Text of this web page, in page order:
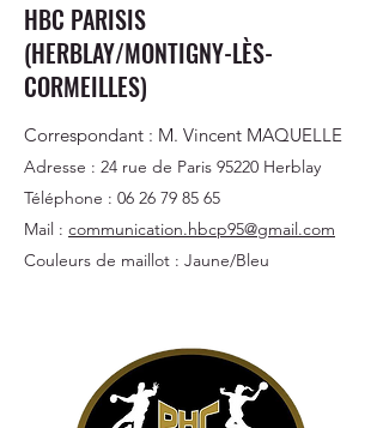
HBC PARISIS
(HERBLAY/MONTIGNY-LÈS-
CORMEILLES)
Correspondant : M. Vincent MAQUELLE
Adresse : 24 rue de Paris 95220 Herblay
Téléphone : 06 26 79 85 65
Mail : communication.hbcp95@gmail.com
Couleurs de maillot : Jaune/Bleu